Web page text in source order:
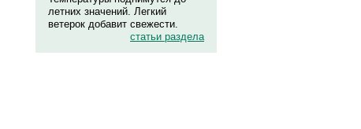
летних значений. Легкий
ветерок добавит свежести.
статьи раздела